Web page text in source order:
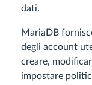
dati.
MariaDB
degli account
creare,
impostare